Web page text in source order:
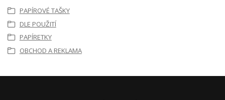
PAPÍROVÉ TAŠKY
DLE POUŽITÍ
PAPÍRETKY
OBCHOD A REKLAMA